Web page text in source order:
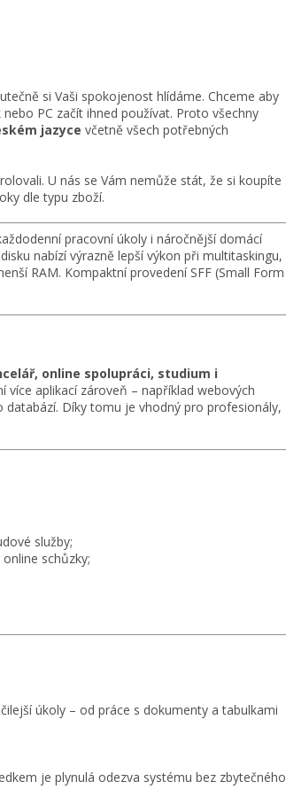
si Vaši spokojenost hlídáme. Chceme aby
PC začít ihned používat. Proto všechny
jazyce včetně všech potřebných
U nás se Vám nemůže stát, že si koupíte
dle typu zboží.
pracovní úkoly i náročnější domácí
nabízí výrazně lepší výkon při multitaskingu,
RAM. Kompaktní provedení SFF (Small Form
online spolupráci, studium i
více aplikací zároveň – například webových
Díky tomu je vhodný pro profesionály,
služby;
schůzky;
úkoly – od práce s dokumenty a tabulkami
je plynulá odezva systému bez zbytečného